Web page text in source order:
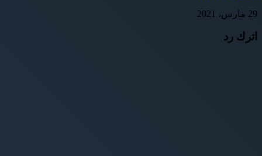
29 مارس، 2021
اترك رد